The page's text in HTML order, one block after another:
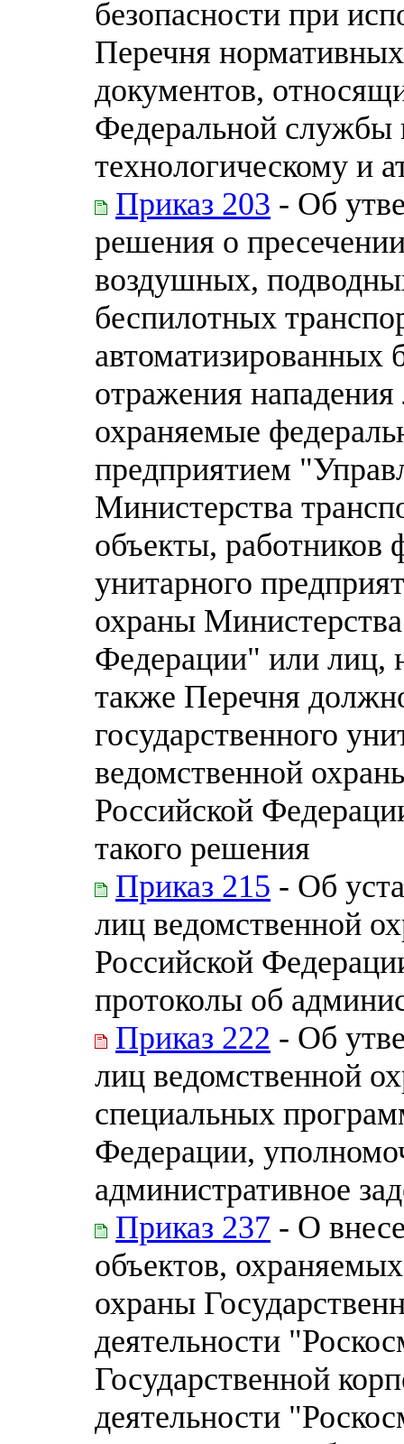
безопасности при
Перечня
документов,
Федеральной службы
технологическому и
Приказ 203 - Об
решения о
воздушных,
беспилотных
автоматизированных
отражения
охраняемые
предприятием
Министерства
объекты, работников
унитарного
охраны
Федерации" или лиц,
также Перечня
государственного
ведомственной
Российской
такого решения
Приказ 215 - Об
лиц ведомственной
Российской
протоколы об
Приказ 222 - Об
лиц ведомственной
специальных
Федерации,
административное
Приказ 237 - О
объектов,
охраны
деятельности
Государственной
деятельности